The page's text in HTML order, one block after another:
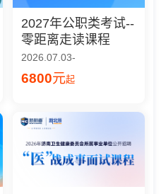
2027年公职类考试--
零距离走读课程
2026.07.03-
6800元起